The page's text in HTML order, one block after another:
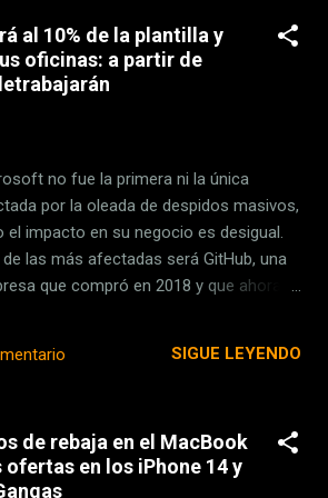
trabaja en una funcionalidad de
que los convertirá en texto . Un
muy sustancial que nos permitirá
del contenido de un mensaje sin
a fin. El fin de los mensajes de voz
cerca La novedad, tal como recogen en
, está actualmente en beta. Es
beta de la aplicación, disponible a
de TestFlight, la que trae esta
y en TestFlight su build es la 23.3.0
al 10% de la plantilla y
oficinas: a partir de
no fue la primera ni la única
por la oleada de despidos masivos,
el impacto en su negocio es desigual.
de las más afectadas será GitHub, una
que compró en 2018 y que ahora
ha decidido despedir al 10% de su
está por encima del que afectará
de Microsoft de media, que será de
SIGUE LEYENDO
de rebaja en el MacBook
en los iPhone 14 y